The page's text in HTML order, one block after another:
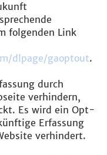
folgenden Link
dlpage/gaoptout.
durch
verhindern,
Es wird ein Opt-
Erfassung
verhindert.